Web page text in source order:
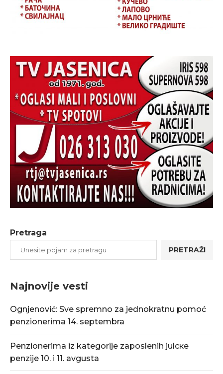
Pretraga
PRETRAŽI
Najnovije vesti
Ognjenović: Sve spremno za jednokratnu pomoć
penzionerima 14. septembra
Penzionerima iz kategorije zaposlenih julске
penzije 10. i 11. avgusta